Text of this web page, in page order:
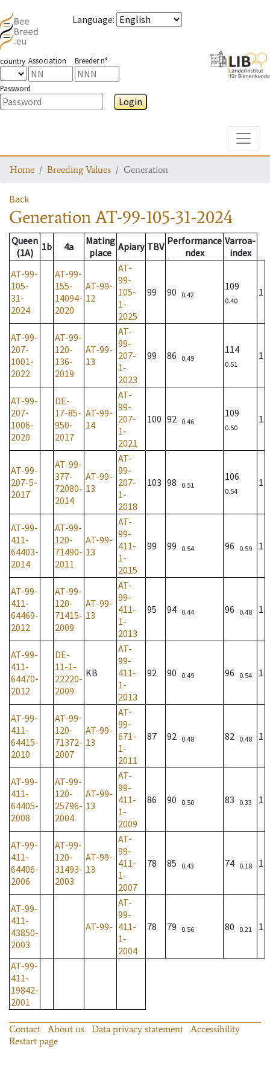
Language:
country Association Breeder n°
Password
Login
Home Breeding Values Generation
Back
GenerationAT-99-105-31-2024
Queen
(1A)
1b 4a
Mating
place Apiary TBV Performance
ndex
Varroa-
index
AT-99-
105-
31-
2024
AT-99-
155-
14094-
2020
AT-99-
12
AT-
99-
105-
1-
2025
99 90 0.42
109
0.40
1
AT-99-
207-
1001-
2022
AT-99-
120-
136-
2019
AT-99-
13
AT-
99-
207-
1-
2023
99 86 0.49
114
0.51
1
AT-99-
207-
1006-
2020
DE-
17-85-
950-
2017
AT-99-
14
AT-
99-
207-
1-
2021
100 92 0.46
109
0.50
1
AT-99-
207-5-
2017
AT-99-
377-
72080-
2014
AT-99-
13
AT-
99-
207-
1-
2018
103 98 0.51
106
0.54
1
AT-99-
411-
64403-
2014
AT-99-
120-
71490-
2011
AT-99-
13
AT-
99-
411-
1-
2015
99 99 0.54 96 0.59 1
AT-99-
411-
64469-
2012
AT-99-
120-
71415-
2009
AT-99-
13
AT-
99-
411-
1-
2013
95 94 0.44 96 0.48 1
AT-99-
411-
64470-
2012
DE-
11-1-
22220-
2009
KB
AT-
99-
411-
1-
2013
92 90 0.49 96 0.54 1
AT-99-
411-
64415-
2010
AT-99-
120-
71372-
2007
AT-99-
13
AT-
99-
671-
1-
2011
87 92 0.48 82 0.48 1
AT-99-
411-
64405-
2008
AT-99-
120-
25796-
2004
AT-99-
13
AT-
99-
411-
1-
2009
86 90 0.50 83 0.33 1
AT-99-
411-
64406-
2006
AT-99-
120-
31493-
2003
AT-99-
13
AT-
99-
411-
1-
2007
78 85 0.43 74 0.18 1
AT-99-
411-
43850-
2003
AT-99-
AT-
99-
411-
1-
2004
78 79 0.56 80 0.21 1
AT-99-
411-
19842-
2001
Contact About us Data privacy statement
Accessibility
Restart page